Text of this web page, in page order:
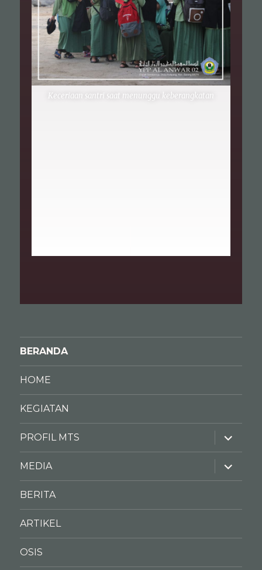
Keceriaan santri saat menunggu keberangkatan
BERANDA
HOME
KEGIATAN
PROFIL MTS
MEDIA
BERITA
ARTIKEL
OSIS